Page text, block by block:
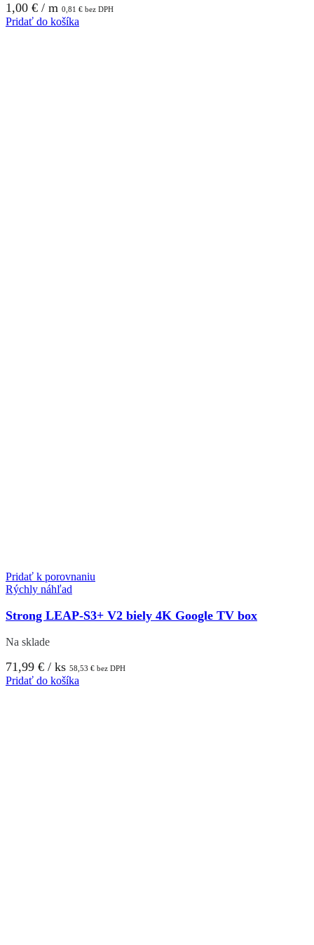
1,00 € / m 0,81 € bez DPH
Pridať do košíka
Pridať k porovnaniu
Rýchly náhľad
Strong LEAP-S3+ V2 biely 4K Google TV box
Na sklade
71,99 € / ks 58,53 € bez DPH
Pridať do košíka